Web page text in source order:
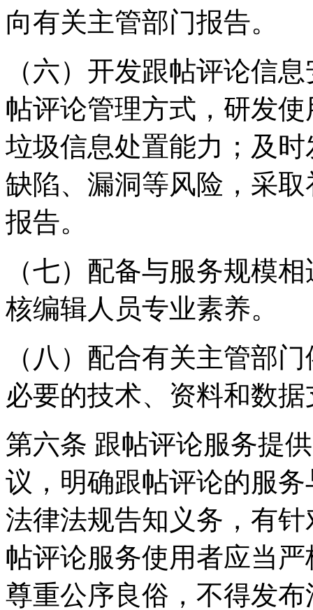
向有关主管部门报告。
（六）开发跟帖评论信
帖评论管理方式，研发
垃圾信息处置能力；及
缺陷、漏洞等风险，采
报告。
（七）配备与服务规模
核编辑人员专业素养。
（八）配合有关主管部
必要的技术、资料和数
第六条 跟帖评论服务提
议，明确跟帖评论的服
法律法规告知义务，有
帖评论服务使用者应当
尊重公序良俗，不得发